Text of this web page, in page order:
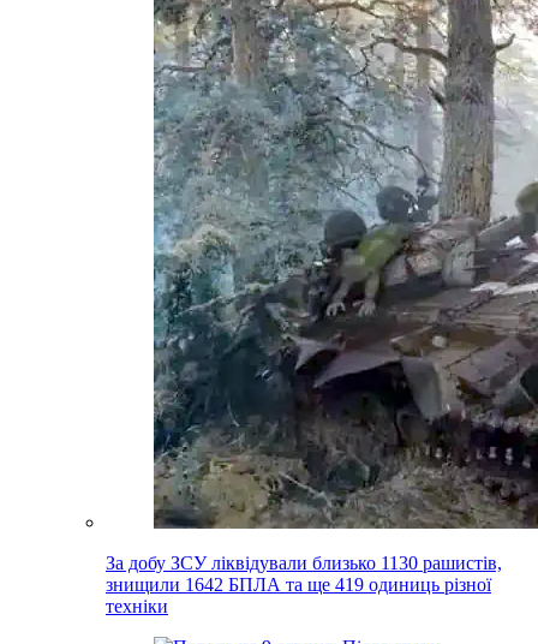
За добу ЗСУ ліквідували близько 1130 рашистів,
знищили 1642 БПЛА та ще 419 одиниць різної
техніки